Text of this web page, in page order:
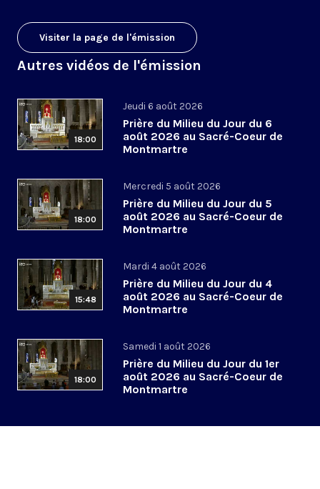
Visiter la page de l'émission
Autres vidéos de l'émission
18:00
Jeudi 6 août 2026
Prière du Milieu du Jour du 6
août 2026 au Sacré-Coeur de
Montmartre
18:00
Mercredi 5 août 2026
Prière du Milieu du Jour du 5
août 2026 au Sacré-Coeur de
Montmartre
15:48
Mardi 4 août 2026
Prière du Milieu du Jour du 4
août 2026 au Sacré-Coeur de
Montmartre
18:00
Samedi 1 août 2026
Prière du Milieu du Jour du 1er
août 2026 au Sacré-Coeur de
Montmartre